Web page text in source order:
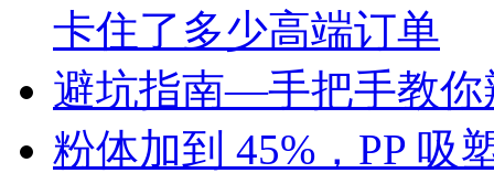
卡住了多少高端订单
避坑指南—手把手教你
粉体加到 45%，PP 吸